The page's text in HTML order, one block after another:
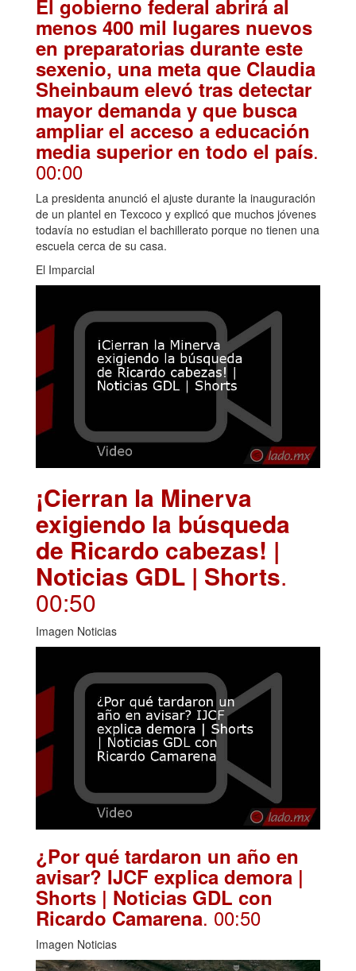
El gobierno federal abrirá al
menos 400 mil lugares nuevos
en preparatorias durante este
sexenio, una meta que Claudia
Sheinbaum elevó tras detectar
mayor demanda y que busca
ampliar el acceso a educación
media superior en todo el país.
00:00
La presidenta anunció el ajuste durante la inauguración
de un plantel en Texcoco y explicó que muchos jóvenes
todavía no estudian el bachillerato porque no tienen una
escuela cerca de su casa.
El Imparcial
¡Cierran la Minerva
exigiendo la búsqueda
de Ricardo cabezas! |
Noticias GDL | Shorts.
00:50
Imagen Noticias
¿Por qué tardaron un año en
avisar? IJCF explica demora |
Shorts | Noticias GDL con
Ricardo Camarena. 00:50
Imagen Noticias